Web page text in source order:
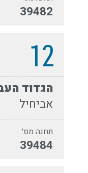
39482
12
הגדוד
אביחיל
תחנה מס׳
39484